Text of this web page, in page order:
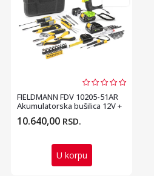
FIELDMANN FDV 10205-51AR
Akumulatorska bušilica 12V +
pribor (51 d...
10.640,00 RSD.
U korpu